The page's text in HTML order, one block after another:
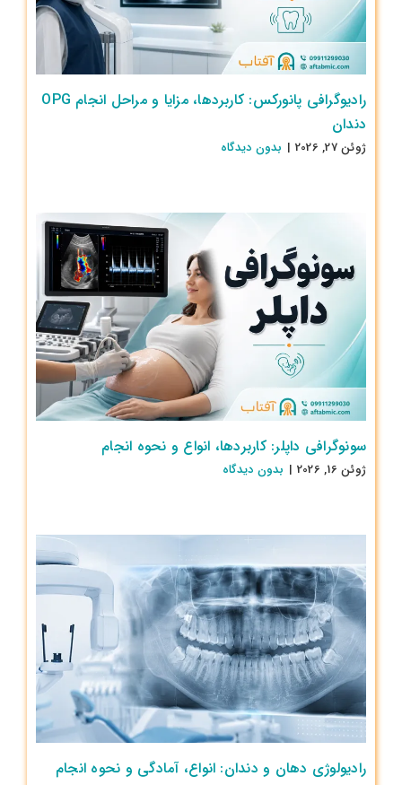
رادیوگرافی پانورکس: کاربردها، مزایا و مراحل انجام OPG
دندان
ژوئن 27, 2026 | بدون ديدگاه
سونوگرافی داپلر: کاربردها، انواع و نحوه انجام
ژوئن 16, 2026 | بدون ديدگاه
رادیولوژی دهان و دندان: انواع، آمادگی و نحوه انجام